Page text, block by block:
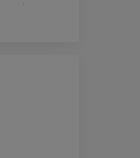
et les
gamme de